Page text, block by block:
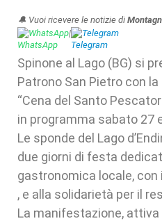
🔔 Vuoi ricevere le notizie di
WhatsApp| Telegram
Spinone al Lago (BG) si
Patrono San Pietro con
“Cena del Santo
in programma sabato 27
Le sponde del Lago
due giorni di festa
gastronomica locale,
, e alla solidarietà per il
La manifestazione, attiva